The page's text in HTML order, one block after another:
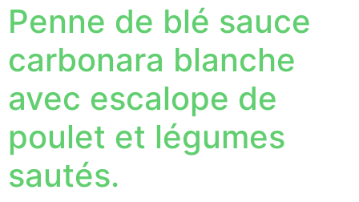
Penne de blé sauce
carbonara blanche
avec escalope de
poulet et légumes
sautés.